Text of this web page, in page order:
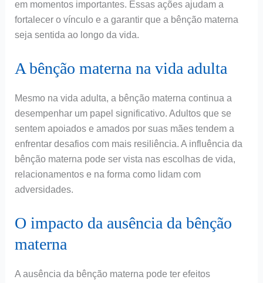
em momentos importantes. Essas ações ajudam a
fortalecer o vínculo e a garantir que a bênção materna
seja sentida ao longo da vida.
A bênção materna na vida adulta
Mesmo na vida adulta, a bênção materna continua a
desempenhar um papel significativo. Adultos que se
sentem apoiados e amados por suas mães tendem a
enfrentar desafios com mais resiliência. A influência da
bênção materna pode ser vista nas escolhas de vida,
relacionamentos e na forma como lidam com
adversidades.
O impacto da ausência da bênção
materna
A ausência da bênção materna pode ter efeitos